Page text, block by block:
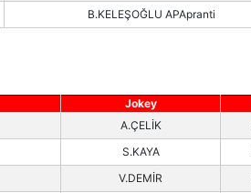
B.KELEŞOĞLU APApranti
Jokey
A.ÇELİK
S.KAYA
V.DEMİR